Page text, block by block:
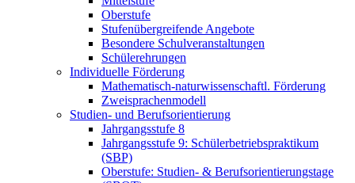
Oberstufe
Stufenübergreifende Angebote
Besondere Schulveranstaltungen
Schülerehrungen
Individuelle Förderung
Mathematisch-naturwissenschaftl. Förderung
Zweisprachenmodell
Studien- und Berufsorientierung
Jahrgangsstufe 8
Jahrgangsstufe 9: Schülerbetriebspraktikum
(SBP)
Oberstufe: Studien- & Berufsorientierungstage